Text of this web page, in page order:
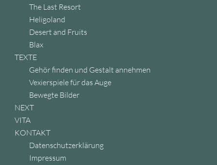
The Last Resort
Heligoland
Desert and Fruits
Blax
TEXTE
Gehör finden und Gestalt annehmen
Vexierspiele für das Auge
Bewegte Bilder
NEXT
VITA
KONTAKT
Datenschutzerklärung
Impressum